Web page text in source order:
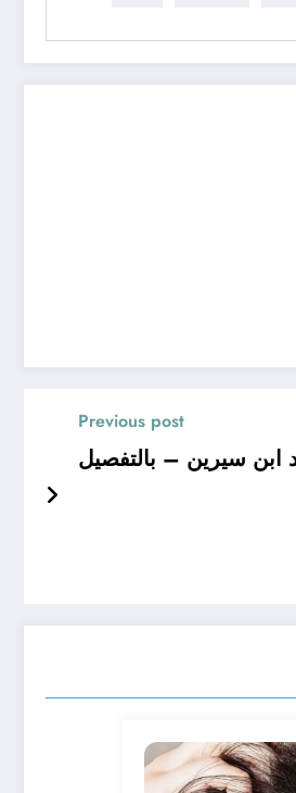
Previous post
ابن سيرين – بالتفصيل